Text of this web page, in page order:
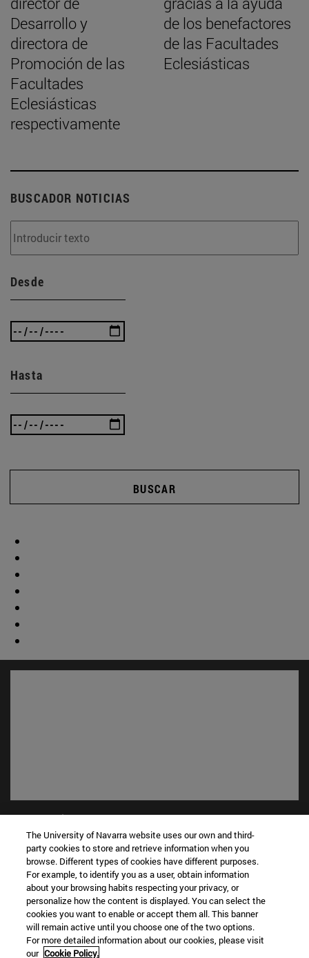
Desarrollo y
directora de
Promoción de las
Facultades
Eclesiásticas
respectivamente
de los benefactores
de las Facultades
Eclesiásticas
BUSCADOR NOTICIAS
Desde
Hasta
BUSCAR
Accesos directos
Biblioteca(abre en nueva ventana)
Mi correo(abre en nueva ventana)
Aula virtual ADI(abre en nueva ventana)
Búsqueda de personas(abre en nueva ventana)
Trabaja con nosotros(abre en nueva ventana)
Información
TFNO +34 948 42 56 00
The University of Navarra website uses our own and third-
party cookies to store and retrieve information when you
browse. Different types of cookies have different purposes.
For example, to identify you as a user, obtain information
about your browsing habits respecting your privacy, or
personalize how the content is displayed. You can select the
cookies you want to enable or accept them all. This banner
will remain active until you choose one of the two options.
For more detailed information about our cookies, please visit
our Cookie Policy.